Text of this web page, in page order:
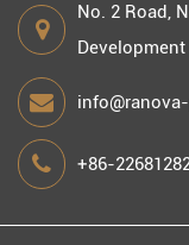
No. 2 Road,
+86-